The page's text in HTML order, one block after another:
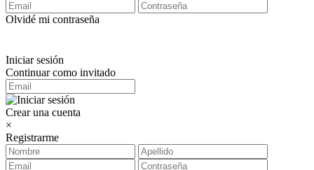
Olvidé mi contraseña
Iniciar sesión
Continuar como invitado
Crear una cuenta
×
Registrarme